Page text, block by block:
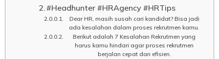
#Headhunter #HRAgency #HRTips
Dear HR, masih susah cari kandidat? Bisa jadi
ada kesalahan dalam proses rekrutmen kamu.
Berikut adalah 7 Kesalahan Rekrutmen yang
harus kamu hindari agar proses rekrutmen
berjalan cepat dan efisien.